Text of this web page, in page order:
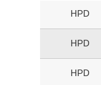
HPD
HPD
HPD